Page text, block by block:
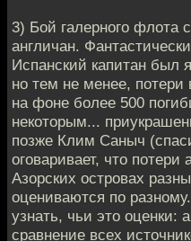
3) Бой галерного
англичан.
Испанский капитан был
но тем не менее,
на фоне более 500
некоторым...
позже Клим Саныч
оговаривает, что
Азорских островах
оцениваются по
узнать, чьи это оценки:
сравнение всех